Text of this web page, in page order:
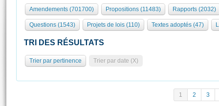
577 députés
Groupes politiques
Commissions et autres organes
Europe et International
Pétitions
Organisation de l'Assemblée
Présidence Conférence des Présidents Bureau Collège des
Statistiques et chiffres clés
Visite virtuelle du palais Bourbon
Assister à une séance
Amendements (701700) Propositions (11483) Rapports (2032)
Questions (1543) Projets de lois (110) Textes adoptés (47)
TRI DES RÉSULTATS
Trier par pertinence Trier par date (X)
1 2 3